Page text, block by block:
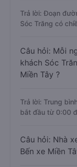
Trả lời: Đoạn
Sóc Trăng có
Câu hỏi: Mỗi
khách Sóc
Miền Tây ?
Trả lời: Trung
bắt đầu từ 0:00
Câu hỏi: Nhà
Bến xe Miền